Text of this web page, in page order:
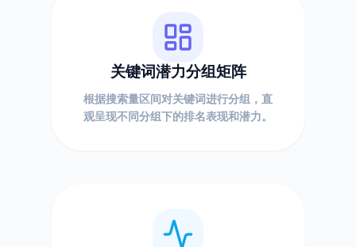
关键词潜力分组矩阵
根据搜索量区间对关键词进行分组，直
观呈现不同分组下的排名表现和潜力。